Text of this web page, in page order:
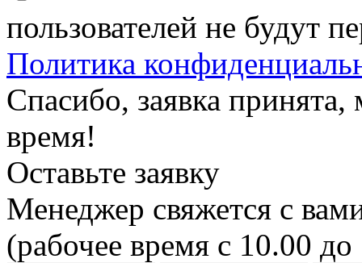
пользователей не будут
Политика
Спасибо, заявка
время!
Оставьте заявку
Менеджер свяжется с
(рабочее время с 10.00